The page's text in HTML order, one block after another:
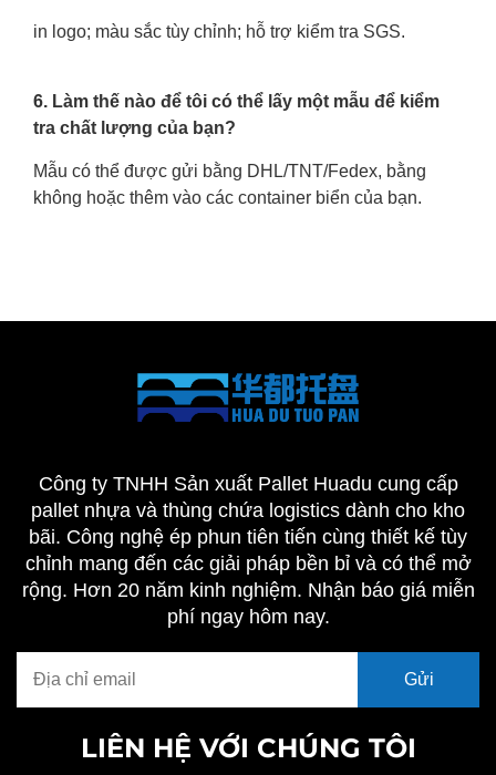
in logo; màu sắc tùy chỉnh; hỗ trợ kiểm tra SGS.
6. Làm thế nào để tôi có thể lấy một mẫu để kiểm
tra chất lượng của bạn?
Mẫu có thể được gửi bằng DHL/TNT/Fedex, bằng
không hoặc thêm vào các container biển của bạn.
Công ty TNHH Sản xuất Pallet Huadu cung cấp
pallet nhựa và thùng chứa logistics dành cho kho
bãi. Công nghệ ép phun tiên tiến cùng thiết kế tùy
chỉnh mang đến các giải pháp bền bỉ và có thể mở
rộng. Hơn 20 năm kinh nghiệm. Nhận báo giá miễn
phí ngay hôm nay.
LIÊN HỆ VỚI CHÚNG TÔI